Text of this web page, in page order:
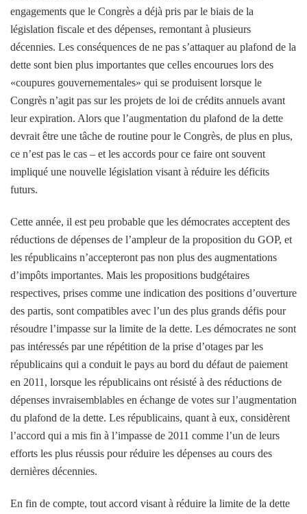
engagements que le Congrès a déjà pris par le biais de la
législation fiscale et des dépenses, remontant à plusieurs
décennies. Les conséquences de ne pas s’attaquer au plafond de la
dette sont bien plus importantes que celles encourues lors des
«coupures gouvernementales» qui se produisent lorsque le
Congrès n’agit pas sur les projets de loi de crédits annuels avant
leur expiration. Alors que l’augmentation du plafond de la dette
devrait être une tâche de routine pour le Congrès, de plus en plus,
ce n’est pas le cas – et les accords pour ce faire ont souvent
impliqué une nouvelle législation visant à réduire les déficits
futurs.
Cette année, il est peu probable que les démocrates acceptent des
réductions de dépenses de l’ampleur de la proposition du GOP, et
les républicains n’accepteront pas non plus des augmentations
d’impôts importantes. Mais les propositions budgétaires
respectives, prises comme une indication des positions d’ouverture
des partis, sont compatibles avec l’un des plus grands défis pour
résoudre l’impasse sur la limite de la dette. Les démocrates ne sont
pas intéressés par une répétition de la prise d’otages par les
républicains qui a conduit le pays au bord du défaut de paiement
en 2011, lorsque les républicains ont résisté à des réductions de
dépenses invraisemblables en échange de votes sur l’augmentation
du plafond de la dette. Les républicains, quant à eux, considèrent
l’accord qui a mis fin à l’impasse de 2011 comme l’un de leurs
efforts les plus réussis pour réduire les dépenses au cours des
dernières décennies.
En fin de compte, tout accord visant à réduire la limite de la dette